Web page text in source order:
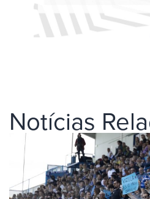
Notícias